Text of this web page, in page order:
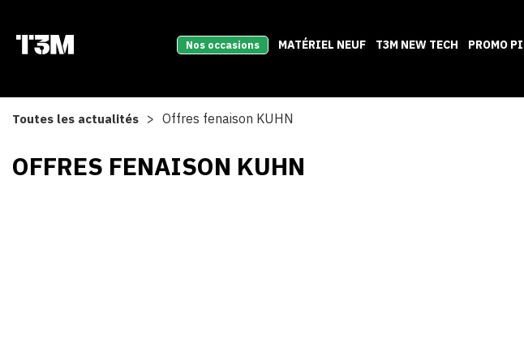
Nos occasions MATÉRIEL NEUF T3M NEW TECH PROMO
Toutes les actualités Offres fenaison KUHN
OFFRES FENAISON KUHN